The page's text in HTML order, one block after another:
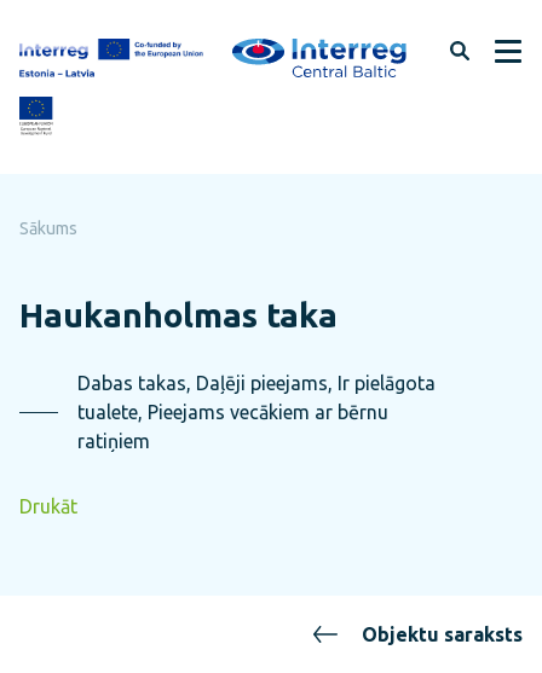
uz
lapas
saturu
Sākums
Haukanholmas taka
Dabas takas, Daļēji pieejams, Ir pielāgota
tualete, Pieejams vecākiem ar bērnu
ratiņiem
Drukāt
Objektu saraksts